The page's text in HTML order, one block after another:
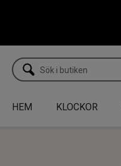
HEM KLOCKOR